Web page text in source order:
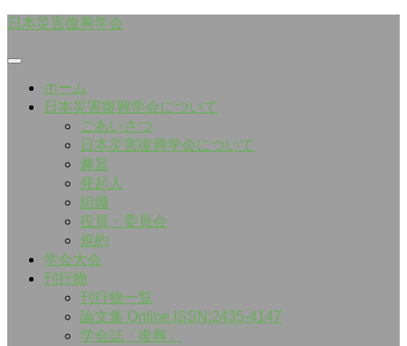
Skip
日本災害復興学会
ホーム
日本災害復興学会について
ごあいさつ
日本災害復興学会について
趣旨
発起人
組織
役員・委員会
規約
学会大会
刊行物
刊行物一覧
論文集 Online ISSN:2435-4147
学会誌「復興」